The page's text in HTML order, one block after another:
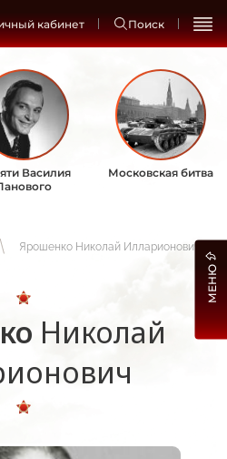
кабинет Поиск
Василия
Московская битва
Ярошенко Николай Илларионович
Николай
МЕНЮ